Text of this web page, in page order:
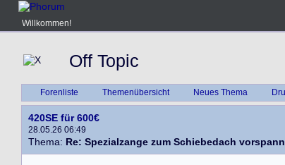
Willkommen!
Off Topic
Forenliste Themenübersicht Neues Thema
420SE für 600€
28.05.26 06:49
Thema: Re: Spezialzange zum Schiebedach